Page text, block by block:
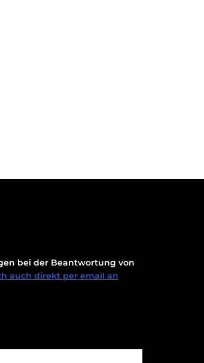
bei der Beantwortung von
auch direkt per email an